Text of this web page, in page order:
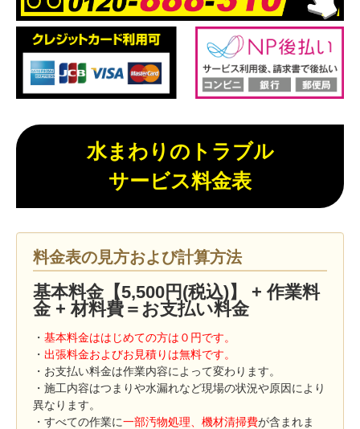
水まわりのトラブル
サービス料金表
料金表の見方および計算方法
基本料金【5,500円(税込)】 + 作業料
金 + 材料費＝お支払い料金
・ 基本料金ははじめての方は０円です。
・ 出張料金およびお見積りは無料です。
・お支払い料金は作業内容によって変わります。
・施工内容はつまりや水漏れなど現場の状況や原因により
異なります。
・すべての作業に一部汚物処理、機材清掃費が含まれま